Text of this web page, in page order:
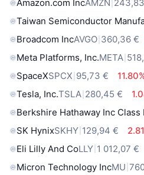
Amazon.com IncAMZN
Taiwan Semiconductor
Broadcom IncAVGO 360,36 €
Meta Platforms, Inc.META
SpaceXSPCX 95,73 €
Tesla, Inc.TSLA 280,45 €
Berkshire Hathaway Inc Class
SK HynixSKHY 129,94 €
Eli Lilly And CoLLY 1 012,07 €
Micron Technology IncMU